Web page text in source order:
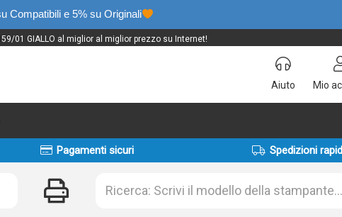
Compatibili e 5% su Originali
01 GIALLO al miglior al miglior prezzo su Internet!
Aiuto Mio
Pagamenti sicuri Spedizioni